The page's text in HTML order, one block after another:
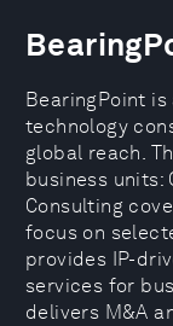
BearingPoint
technology
global reach.
business units:
Consulting
focus on
provides IP-
services for
delivers M&A